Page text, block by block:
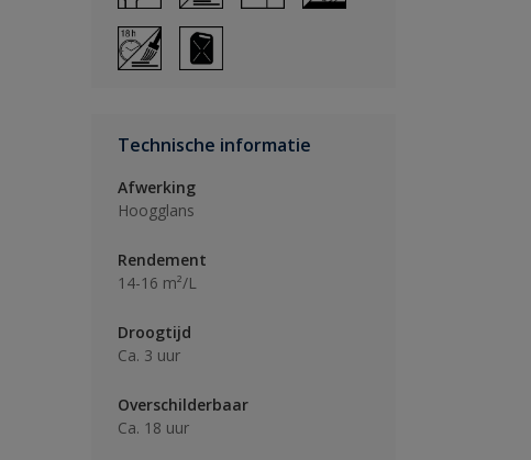
Technische informatie
Afwerking
Hoogglans
Rendement
14-16 m²/L
Droogtijd
Ca. 3 uur
Overschilderbaar
Ca. 18 uur